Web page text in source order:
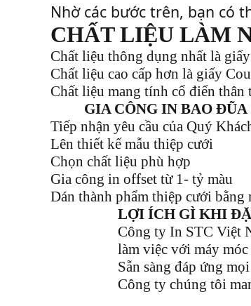
Nhờ các bước trên, bạn có
CHẤT LIỆU LÀM
Chất liệu thông dụng nhất là
Chất liệu cao cấp hơn là giấy
Chất liệu mang tính cổ điển
GIA CÔNG IN BAO
Tiếp nhận yêu cầu của Quý
Lên thiết kế mẫu thiệp cưới
Chọn chất liệu phù hợp
Gia công in offset từ 1- tỷ màu
Dán thành phẩm thiệp cưới bằng
LỢI ÍCH GÌ KHI
Công ty In STC Việt
làm việc với máy
Sẵn sàng đáp ứng
Công ty chúng tôi